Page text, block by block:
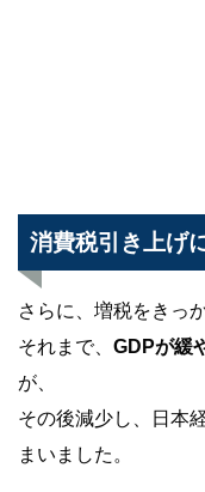
消費税引き上げ
さらに、増税をきっ
それまで、 GDPが緩
が、
その後減少し、日本
まいました。